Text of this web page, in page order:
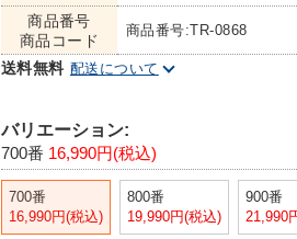
商品番号
商品コード
商品番号:TR-0868
送料無料 配送について
バリエーション:
700番 16,990円(税込)
700番
16,990円(税込)
800番
19,990円(税込)
900番
21,990